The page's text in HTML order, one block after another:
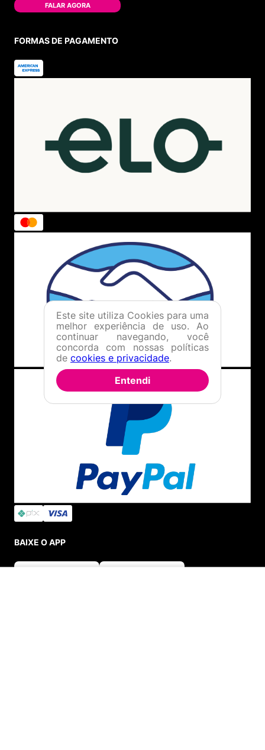
FALAR AGORA
FORMAS DE PAGAMENTO
BAIXE O APP
Este site utiliza Cookies para uma
melhor experiência de uso. Ao
continuar navegando, você
concorda com nossas políticas
de cookies e privacidade.
Entendi